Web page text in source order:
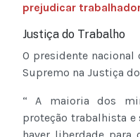
prejudicar
Justiça do Trabalho
O presidente nacional
Supremo na Justiça
“ A maioria dos
proteção trabalhista